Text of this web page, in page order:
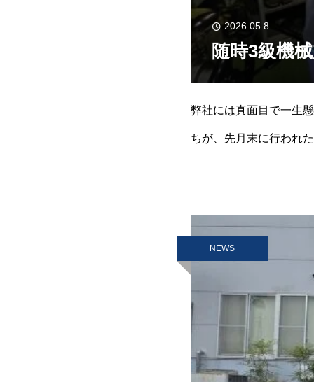
2026.05.8
随時3級機
弊社には真面目で一生
ちが、先月末に行われた随時3
NEWS